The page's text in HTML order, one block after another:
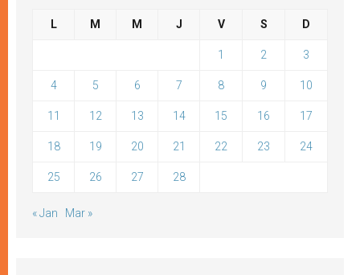
L M M J V S D
1 2 3
4 5 6 7 8 9 10
11 12 13 14 15 16 17
18 19 20 21 22 23 24
25 26 27 28
« Jan Mar »